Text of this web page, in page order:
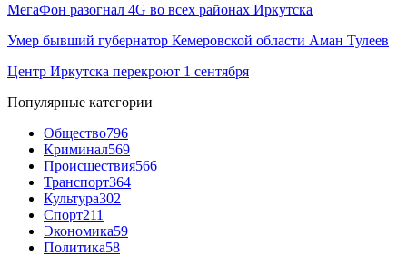
МегаФон разогнал 4G во всех районах Иркутска
Умер бывший губернатор Кемеровской области Аман Тулеев
Центр Иркутска перекроют 1 сентября
Популярные категории
Общество796
Криминал569
Происшествия566
Транспорт364
Культура302
Спорт211
Экономика59
Политика58